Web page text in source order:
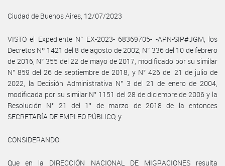
Ciudad de Buenos Aires, 12/07/2023
VISTO el Expediente N° EX-2023- 68369705- -APN-SIP#JGM, los
Decretos Nº 1421 del 8 de agosto de 2002, N° 336 del 10 de febrero
de 2016, N° 355 del 22 de mayo de 2017, modificado por su similar
N° 859 del 26 de septiembre de 2018, y N° 426 del 21 de julio de
2022, la Decisión Administrativa N° 3 del 21 de enero de 2004,
modificada por su similar N° 1151 del 28 de diciembre de 2006 y la
Resolución N° 21 del 1° de marzo de 2018 de la entonces
SECRETARÍA DE EMPLEO PÚBLICO, y
CONSIDERANDO:
Que en la DIRECCIÓN NACIONAL DE MIGRACIONES resulta